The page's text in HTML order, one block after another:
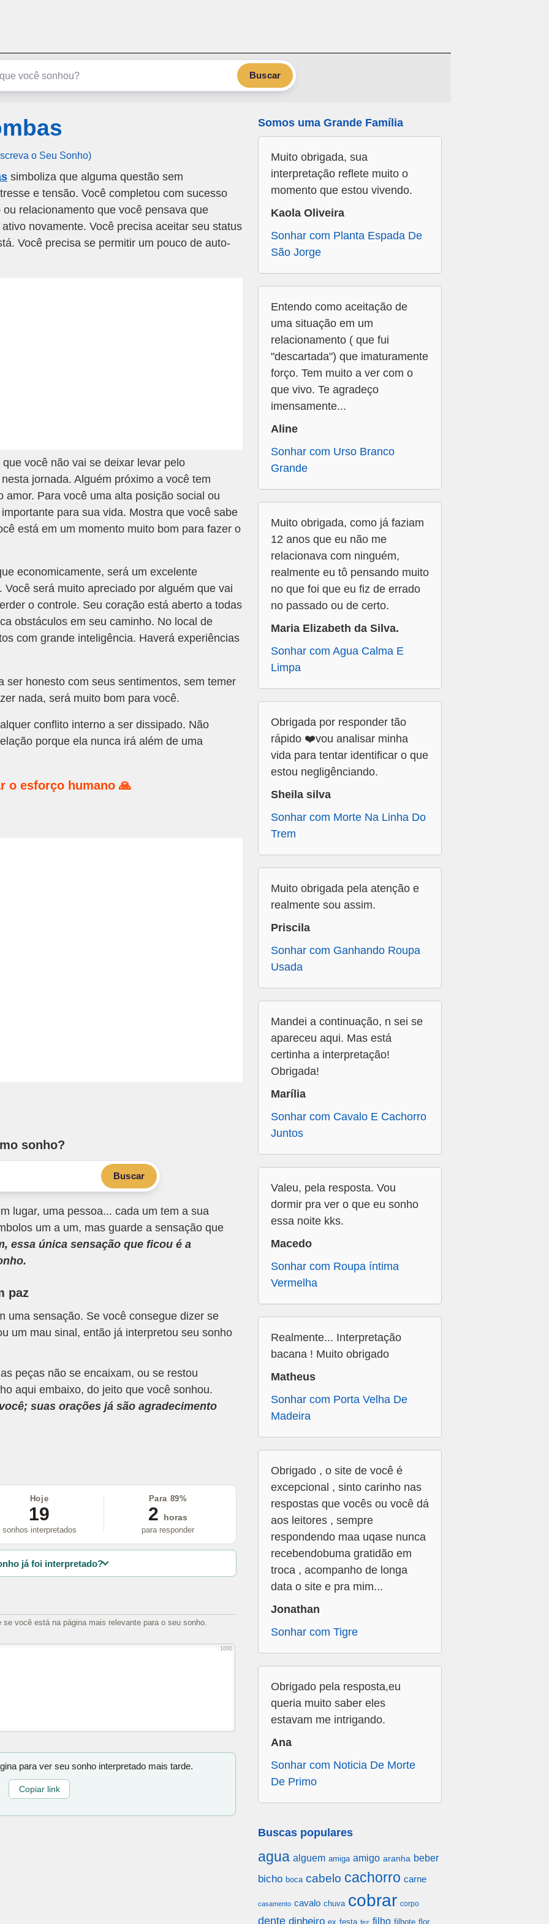
Buscar
o Seu Sonho)
simboliza que alguma questão sem
e tensão. Você completou com sucesso
relacionamento que você pensava que
novamente. Você precisa aceitar seu status
Você precisa se permitir um pouco de auto-
você não vai se deixar levar pelo
jornada. Alguém próximo a você tem
amor. Para você uma alta posição social ou
para sua vida. Mostra que você sabe
está em um momento muito bom para fazer o
economicamente, será um excelente
será muito apreciado por alguém que vai
o controle. Seu coração está aberto a todas
obstáculos em seu caminho. No local de
com grande inteligência. Haverá experiências
ser honesto com seus sentimentos, sem temer
nada, será muito bom para você.
conflito interno a ser dissipado. Não
porque ela nunca irá além de uma
o esforço humano 🙏
sonho?
Buscar
lugar, uma pessoa... cada um tem a sua
um a um, mas guarde a sensação que
essa única sensação que ficou é a
paz
uma sensação. Se você consegue dizer se
um mau sinal, então já interpretou seu sonho
peças não se encaixam, ou se restou
aqui embaixo, do jeito que você sonhou.
suas orações já são agradecimento
Hoje
19
sonhos interpretados
Para 89%
2
horas
para responder
já foi interpretado?
você está na página mais relevante para o seu sonho.
1000
para ver seu sonho interpretado mais tarde.
Copiar link
Somos uma Grande Família
Muito obrigada, sua
interpretação reflete muito o
momento que estou vivendo.
Kaola Oliveira
Sonhar com Planta Espada De
São Jorge
Entendo como aceitação de
uma situação em um
relacionamento ( que fui
"descartada") que imaturamente
forço. Tem muito a ver com o
que vivo. Te agradeço
imensamente...
Aline
Sonhar com Urso Branco
Grande
Muito obrigada, como já faziam
12 anos que eu não me
relacionava com ninguém,
realmente eu tô pensando muito
no que foi que eu fiz de errado
no passado ou de certo.
Maria Elizabeth da Silva.
Sonhar com Agua Calma E
Limpa
Obrigada por responder tão
rápido ❤️vou analisar minha
vida para tentar identificar o que
estou negligênciando.
Sheila silva
Sonhar com Morte Na Linha Do
Trem
Muito obrigada pela atenção e
realmente sou assim.
Priscila
Sonhar com Ganhando Roupa
Usada
Mandei a continuação, n sei se
apareceu aqui. Mas está
certinha a interpretação!
Obrigada!
Marília
Sonhar com Cavalo E Cachorro
Juntos
Valeu, pela resposta. Vou
dormir pra ver o que eu sonho
essa noite kks.
Macedo
Sonhar com Roupa íntima
Vermelha
Realmente... Interpretação
bacana ! Muito obrigado
Matheus
Sonhar com Porta Velha De
Madeira
Obrigado , o site de você é
excepcional , sinto carinho nas
respostas que vocês ou você dá
aos leitores , sempre
respondendo maa uqase nunca
recebendobuma gratidão em
troca , acompanho de longa
data o site e pra mim...
Jonathan
Sonhar com Tigre
Obrigado pela resposta,eu
queria muito saber eles
estavam me intrigando.
Ana
Sonhar com Noticia De Morte
De Primo
Buscas populares
agua alguem amiga amigo aranha beber
bicho boca cabelo cachorro carne
casamento cavalo chuva cobrar corpo
dente dinheiro ex festa fez filho filhote flor